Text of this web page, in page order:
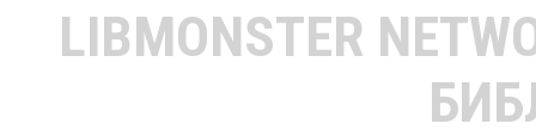
LIBMONSTER